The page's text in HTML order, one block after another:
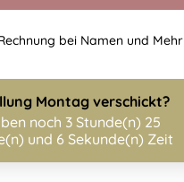
bei Namen und Mehr
Montag verschickt?
noch 3 Stunde(n) 25
und 5 Sekunde(n) Zeit